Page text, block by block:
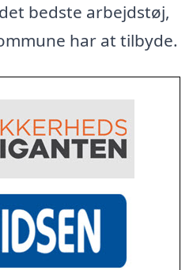
bedste arbejdstøj,
har at tilbyde.